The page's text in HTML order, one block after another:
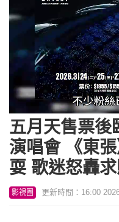
Unmute Loaded:
43.23%
五月天售票後
演唱會 《東
耍 歌迷怒轟
影視圈 更新時間：16:00